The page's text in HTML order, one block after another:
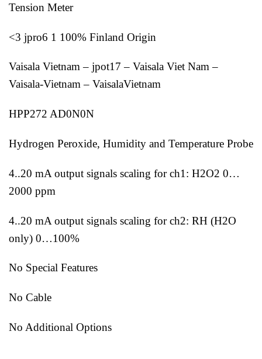
Tension Meter
<3 jpro6 1 100% Finland Origin
Vaisala Vietnam – jpot17 – Vaisala Viet Nam –
Vaisala-Vietnam – VaisalaVietnam
HPP272 AD0N0N
Hydrogen Peroxide, Humidity and Temperature Probe
4..20 mA output signals scaling for ch1: H2O2 0…
2000 ppm
4..20 mA output signals scaling for ch2: RH (H2O
only) 0…100%
No Special Features
No Cable
No Additional Options